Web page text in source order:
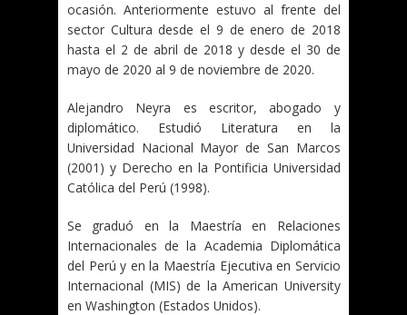
ocasión. Anteriormente estuvo al frente del
sector Cultura desde el 9 de enero de 2018
hasta el 2 de abril de 2018 y desde el 30 de
mayo de 2020 al 9 de noviembre de 2020.
Alejandro Neyra es escritor, abogado y
diplomático. Estudió Literatura en la
Universidad Nacional Mayor de San Marcos
(2001) y Derecho en la Pontificia Universidad
Católica del Perú (1998).
Se graduó en la Maestría en Relaciones
Internacionales de la Academia Diplomática
del Perú y en la Maestría Ejecutiva en Servicio
Internacional (MIS) de la American University
en Washington (Estados Unidos).